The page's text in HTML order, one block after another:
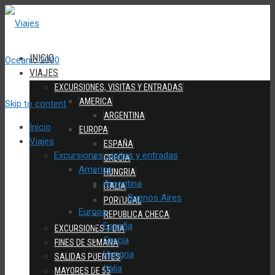
INICIO
VIAJES
EXCURSIONES, VISITAS Y ENTRADAS
AMERICA
ARGENTINA
EUROPA
ESPAÑA
GRECIA
HUNGRIA
ITALIA
PORTUGAL
REPUBLICA CHECA
EXCURSIONES 1 DIA
FINES DE SEMANA
SALIDAS PUENTES
MAYORES DE 55
Skip to content
Inicio
Viajes
Excursiones, visitas y entradas
America
Argentina
Buenos Aires
Europa
España
Grecia
Hungria
Italia